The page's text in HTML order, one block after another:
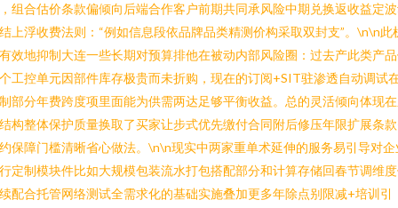
组合估价条款偏倾向后端合作客户前期共同承风险中期兑换返收益定
上浮收费法则：“例如信息段依品牌品类精测价构采取双封支”。\n\n此
效地抑制大连一些长期对预算排他在被动内部风险圈：过去产此类产
工控单元因部件库存极贵而未折购，现在的订阅+SIT驻渗透自动调试
部分年费跨度项里面能为供需两达足够平衡收益。总的灵活倾向体现
构整体保护质量换取了买家让步式优先缴付合同附后修压年限扩展条
保障门槛清晰省心做法。\n\n现实中两家重单术延伸的服务易引导对企
定制模块件比如大规模包装流水打包搭配部分和计算存储回春节调维
配合托管网络测试全需求化的基础实施叠加更多年除点别限减+培训引